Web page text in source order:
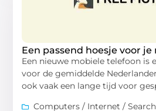
Een passend hoesje voor
Een nieuwe mobiele telefoon is
voor de gemiddelde
ook vaak een lange tijd voor
Computers / Internet /